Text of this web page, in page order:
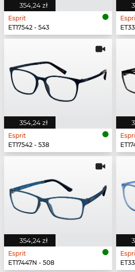
354,24 zł
Esprit
ET17542 - 543
354,24 zł
Esprit
ET17542 - 538
354,24 zł
Esprit
ET17447N - 508